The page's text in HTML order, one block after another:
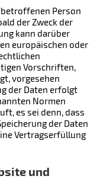
Person
der Zweck der
kann darüber
europäischen oder
Vorschriften,
vorgesehen
der Daten erfolgt
Normen
es sei denn, dass
der Daten
Vertragserfüllung
und